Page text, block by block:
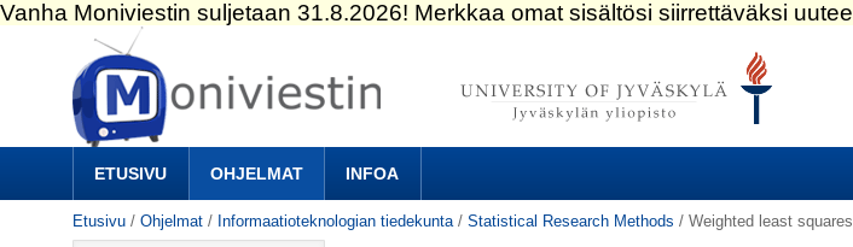
Siirry
sisältöön.
|
Siirry
navigointiin
ETUSIVU OHJELMAT INFOA
Etusivu /Ohjelmat / Informaatioteknologian tiedekunta /Statistical Research Methods /Weighted least squares